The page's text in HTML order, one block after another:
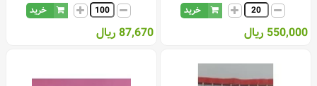
خرید
550,000 ریال
خرید
87,670 ریال